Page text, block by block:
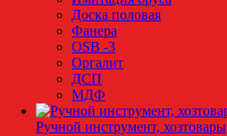
Доска половая
Фанера
OSB -3
Оргалит
ДСП
МДФ
Ручной инструмент, хозтовары